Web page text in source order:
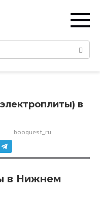
в
booquest_ru
в Нижнем